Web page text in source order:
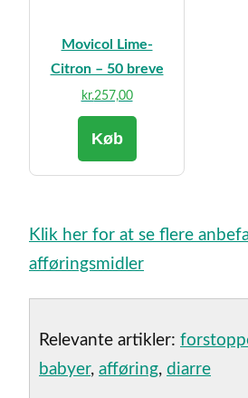
Movicol Lime-
Citron – 50 breve
kr.257,00
Køb
Klik her for at se flere
afføringsmidler
Relevante artikler:
babyer, afføring, diarre